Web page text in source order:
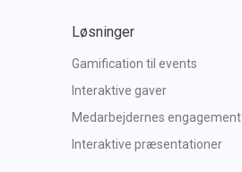
Løsninger
Gamification til events
Interaktive gaver
Medarbejdernes engagement
Interaktive præsentationer